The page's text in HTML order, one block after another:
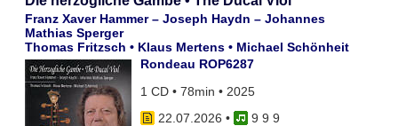
Franz Xaver Hammer – Joseph Haydn – Johannes
Mathias Sperger
Thomas Fritzsch • Klaus Mertens • Michael Schönheit
Rondeau ROP6287
1 CD • 78min • 2025
22.07.2026 •
9 9 9